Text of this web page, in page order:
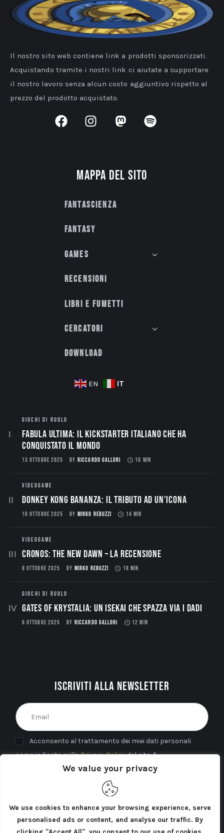
We value your privacy
We use cookies to enhance your browsing experience, serve
personalised ads or content, and analyse our traffic. By
Il nostro sito web contiene link a prodotti sponsorizzati.
Acquistando tramite i nostri link ci aiutate a supportare
il nostro lavoro senza alcun costo aggiuntivo rispetto al
prezzo del prodotto acquistato.
Mappa del sito
Fantascienza
Fantasy
Games
Recensioni
Libri e fumetti
Cercatori
Download
EN IT
GIOCHI DI RUOLO
Fabula Ultima: il Kickstarter italiano che ha
conquistato il mondo
13 OTTOBRE 2025 BY RICCARDO GALLORI 10 MIN
VIDEOGAME
Donkey Kong Bananza: Il Tributo ad un’Icona
10 OTTOBRE 2025 BY MIRKO REBUZZI 14 MIN
VIDEOGAME
CRONOS: THE NEW DAWN – La Recensione
8 OTTOBRE 2025 BY MIRKO REBUZZI 18 MIN
GIOCHI DI RUOLO
Gates of Krystalia: Un Isekai che spazza via i dadi
6 OTTOBRE 2025 BY RICCARDO GALLORI 12 MIN
Iscriviti alla newsletter
Acconsento al trattamento dei miei dati personali
come indicato nellaPrivacy Policydel sito. *
INVIA